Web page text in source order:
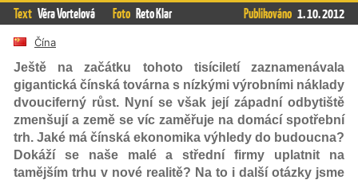
Text Věra Vortelová Foto Reto Klar Publikováno 1. 10. 2012
Čína
Ještě na začátku tohoto tisíciletí zaznamenávala
gigantická čínská továrna s nízkými výrobními náklady
dvouciferný růst. Nyní se však její západní odbytiště
zmenšují a země se víc zaměřuje na domácí spotřební
trh. Jaké má čínská ekonomika výhledy do budoucna?
Dokáží se naše malé a střední firmy uplatnit na
tamějším trhu v nové realitě? Na to i další otázky jsme